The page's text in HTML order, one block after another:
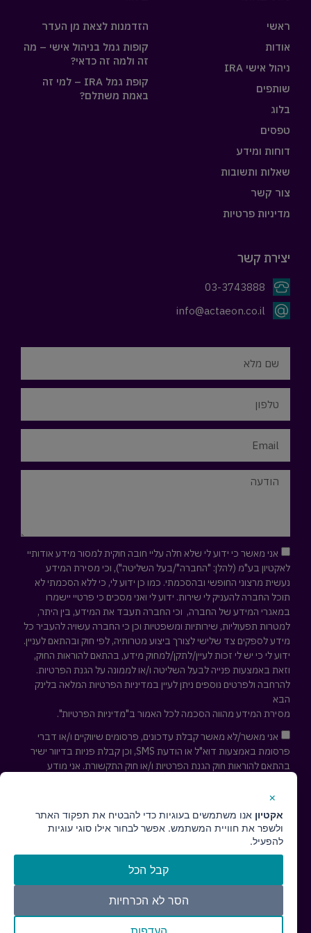
ראשי
אודות
ניהול אישי IRA
שותפים
בלוג
טפסים
דוחות ומידע
שאלות ותשובות
צור קשר
מדיניות פרטיות
הזדמנות לצאת מן העדר
קופות גמל בניהול אישי – מה
זה ולמה זה כדאי?
קופת גמל IRA – למי זה
באמת משתלם?
יצירת קשר
03-3743888
info@actaeon.co.il
אני מאשר כי ידוע לי שלא חלה עליי חובה חוקית למסור מידע אודותיי
לאקטיון בע"מ (להלן: "החברה"/בעל השליטה"), וכי מסירת המידע
נעשית מרצוני החופשי ובהסכמתי. כמו כן ידוע לי, כי ללא הסכמתי לא
תוכל החברה להעניק לי שירות. ידוע לי ואני מסכים כי פרטיי יישמרו
במאגרי המידע של החברה, וכי החברה תעבד את המידע, בין היתר,
למטרות תפעוליות, שירותיות ומשפטיות וכן כי החברה עשויה להעביר כל
מידע לספקים צד שלישי לצורך ביצוע מטרותיה, לפי חוק ובהתאם לעניין.
ידוע לי כי יש לי זכות לעיין/לתקן/למחוק מידע, בהתאם להוראות החוק,
וזאת באמצעות פנייה לבעל השליטה ו/או לממונה על הגנת הפרטיות.
להרחבה ולפרטים נוספים ניתן לעיין במדיניות הפרטיות המלאה בלינק
הבא
מסירת המידע מהווה הסכמה לכל האמור ב"מדיניות הפרטיות".
אני מאשר/לא מאשר קבלת עדכונים, פרסומים שיווקיים ו/או דברי
פרסומת באמצעות דוא"ל או הודעת SMS, וכן קבלת פניות בדיוור ישיר
בהתאם להוראות חוק הגנת הפרטיות ו/או חוק התקשורת. אני מודע
עדכונים ופרסומים שיווקיים בכל עת ע"י פניה למייל
חזרו אליי ↢
×
אקטיון אנו משתמשים בעוגיות כדי להבטיח את תפקוד האתר
ולשפר את חוויית המשתמש. אפשר לבחור אילו סוגי עוגיות
להפעיל.
קבל הכל
הסר לא הכרחיות